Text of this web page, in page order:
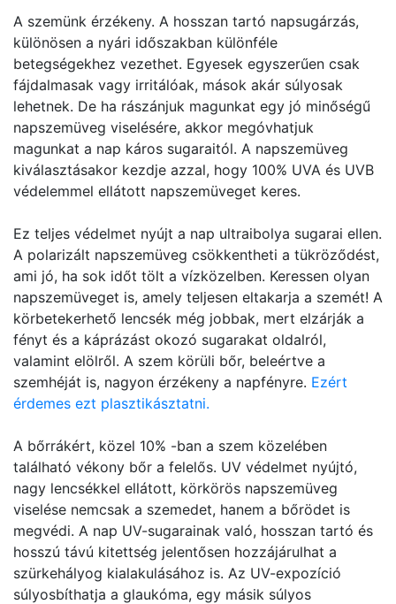
A szemünk érzékeny. A hosszan tartó napsugárzás,
különösen a nyári időszakban különféle
betegségekhez vezethet. Egyesek egyszerűen csak
fájdalmasak vagy irritálóak, mások akár súlyosak
lehetnek. De ha rászánjuk magunkat egy jó minőségű
napszemüveg viselésére, akkor megóvhatjuk
magunkat a nap káros sugaraitól. A napszemüveg
kiválasztásakor kezdje azzal, hogy 100% UVA és UVB
védelemmel ellátott napszemüveget keres.
Ez teljes védelmet nyújt a nap ultraibolya sugarai ellen.
A polarizált napszemüveg csökkentheti a tükröződést,
ami jó, ha sok időt tölt a vízközelben. Keressen olyan
napszemüveget is, amely teljesen eltakarja a szemét! A
körbetekerhető lencsék még jobbak, mert elzárják a
fényt és a káprázást okozó sugarakat oldalról,
valamint elölről. A szem körüli bőr, beleértve a
szemhéját is, nagyon érzékeny a napfényre. Ezért
érdemes ezt plasztikásztatni.
A bőrrákért, közel 10% -ban a szem közelében
található vékony bőr a felelős. UV védelmet nyújtó,
nagy lencsékkel ellátott, körkörös napszemüveg
viselése nemcsak a szemedet, hanem a bőrödet is
megvédi. A nap UV-sugarainak való, hosszan tartó és
hosszú távú kitettség jelentősen hozzájárulhat a
szürkehályog kialakulásához is. Az UV-expozíció
súlyosbíthatja a glaukóma, egy másik súlyos